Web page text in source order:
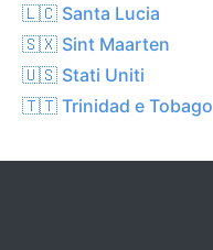
🇱🇨 Santa Lucia
🇸🇽 Sint Maarten
🇺🇸 Stati Uniti
🇹🇹 Trinidad e Tobago